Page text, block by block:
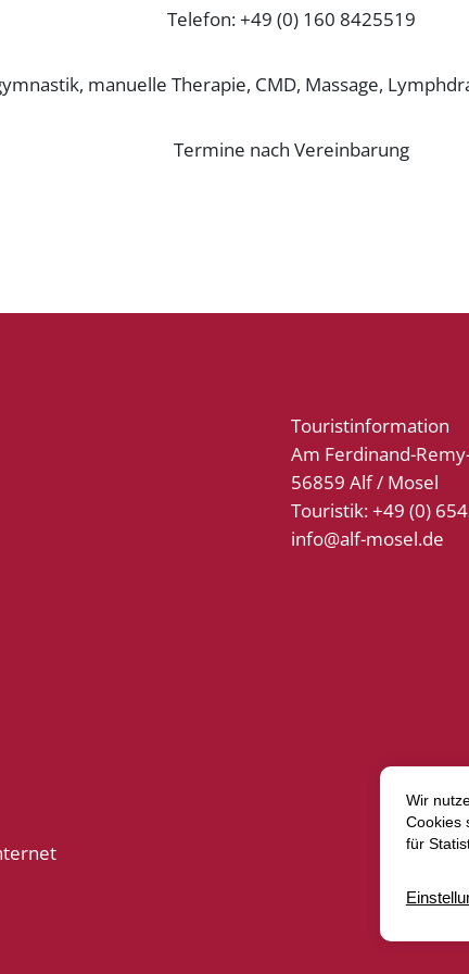
Telefon: +49 (0) 160 8425519
manuelle Therapie, CMD, Massage,
Termine nach Vereinbarung
Touristinformation
Am Ferdinand-
56859 Alf / Mosel
Touristik: +49 (0)
info@alf-mosel.de